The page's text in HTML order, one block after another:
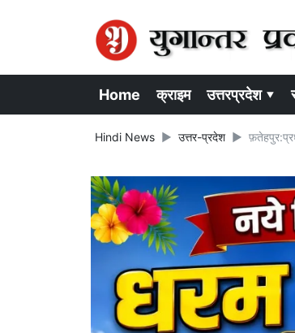
Home क्राइम उत्तरप्रदेश ▾
Hindi News उत्तर-प्रदेश